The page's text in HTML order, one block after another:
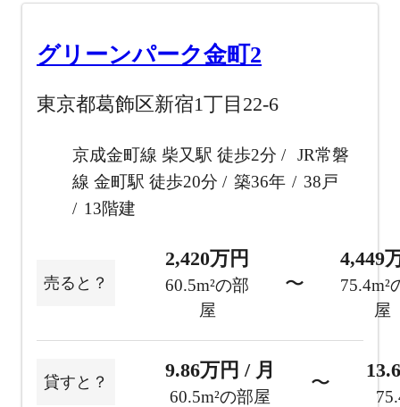
グリーンパーク金町2
東京都葛飾区新宿1丁目22-6
京成金町線 柴又駅 徒歩2分
JR常磐
線 金町駅 徒歩20分
築36年
38戸
13階建
売ると？
2,420万円
60.5m²の部
屋
〜
4,449
75.4m²
屋
貸すと？
9.86万円 / 月
60.5m²の部屋
〜